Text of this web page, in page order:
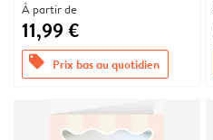
À partir de
11,99 €
offers Prix bas au quotidien